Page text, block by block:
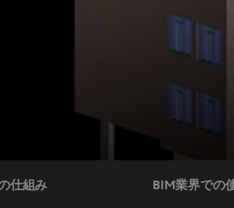
仕組み BIM業界での